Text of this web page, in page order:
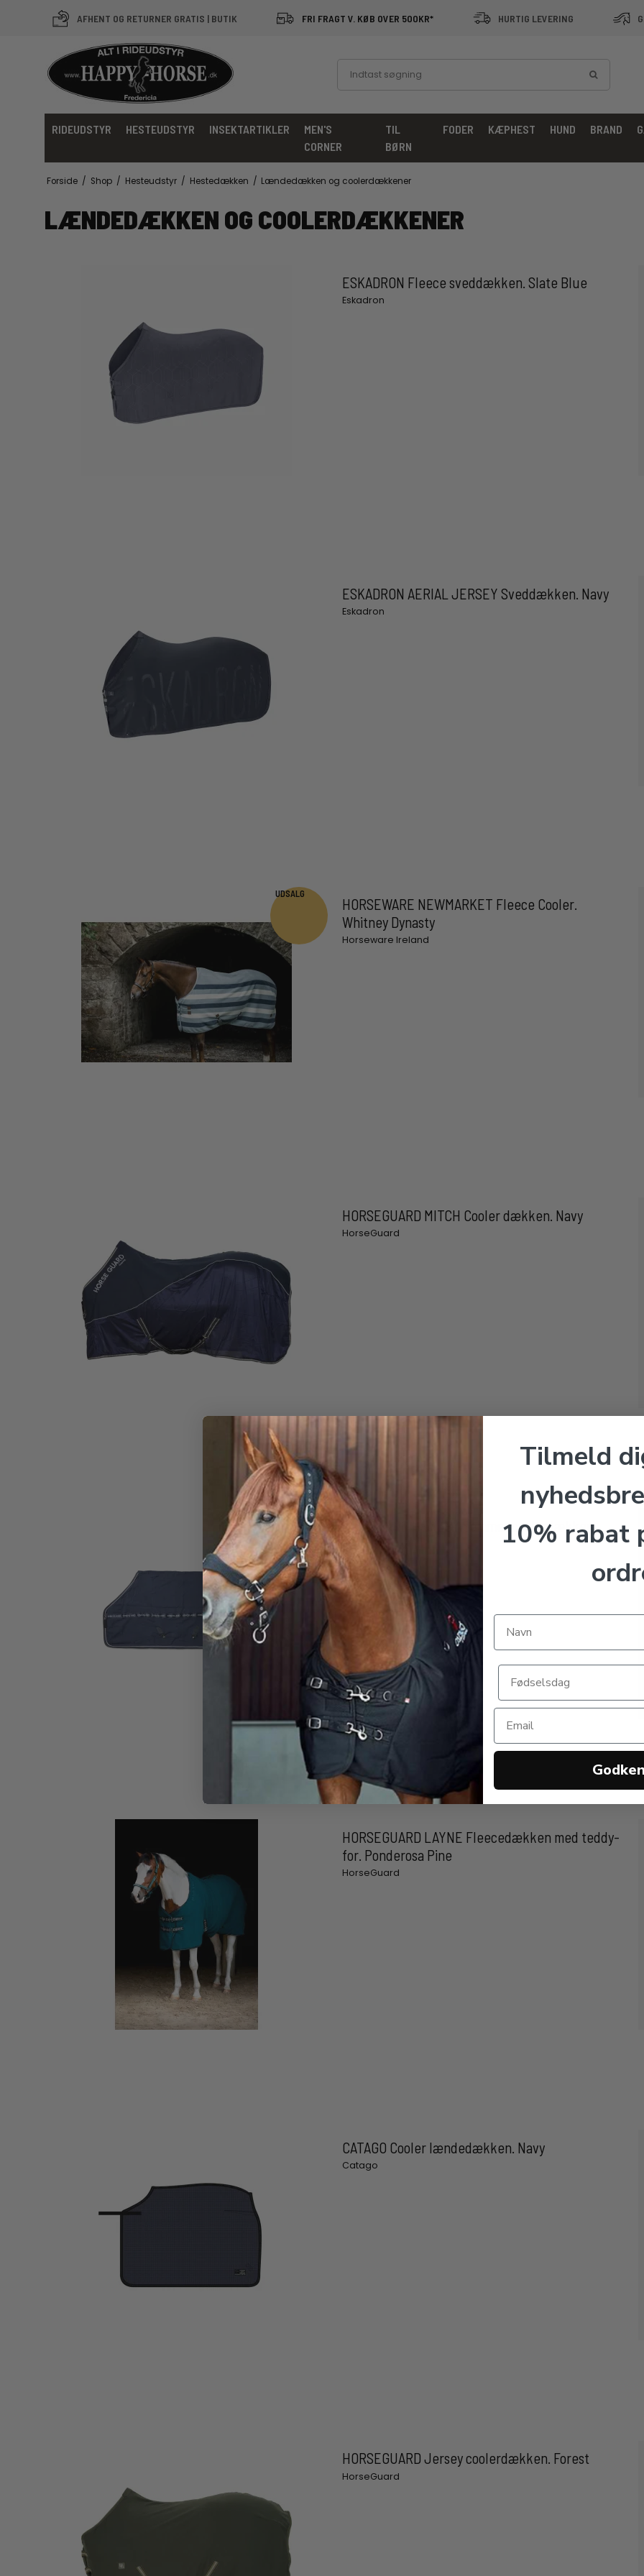
AFHENT OG RETURNER GRATIS | BUTIK FRI FRAGT V. KØB OVER 500KR* HURTIG LEVERING
RIDEUDSTYR HESTEUDSTYR INSEKTARTIKLER
MEN'S
CORNER
TIL
BØRN
FODER KÆPHEST HUND BRAND
Forside / Shop / Hesteudstyr / Hestedækken / Lændedækken og coolerdækkener
LÆNDEDÆKKEN OG COOLERDÆKKENER
ESKADRON Fleece sveddækken. Slate Blue
Eskadron
ESKADRON AERIAL JERSEY Sveddækken. Navy
Eskadron
UDSALG
HORSEWARE NEWMARKET Fleece Cooler.
Whitney Dynasty
Horseware Ireland
HORSEGUARD MITCH Cooler dækken. Navy
HorseGuard
UDSALG
KINGSLAND HENLEY Sommer coolerdækken.
Navy
Kingsland
HORSEGUARD LAYNE Fleecedækken med teddy-
for. Ponderosa Pine
HorseGuard
CATAGO Cooler lændedækken. Navy
Catago
HORSEGUARD Jersey coolerdækken. Forest
HorseGuard
Tilmeld
10% rabat